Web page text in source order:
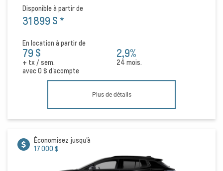
Disponible à partir de
31 899 $*
En location à partir de
79 $
+ tx / sem.
2,9%
24 mois.
avec0 $ d'acompte
Plus de détails
Économisez jusqu'à
17 000 $